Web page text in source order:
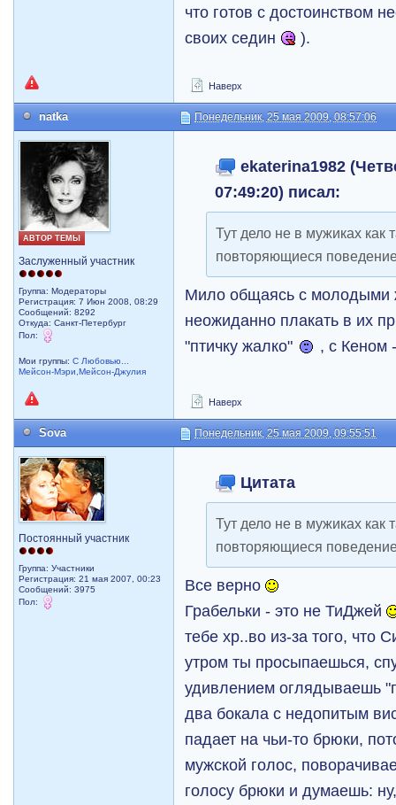
что готов с достоинством
своих седин
).
Наверх
natka Понедельник, 25 мая 2009, 08:57:06
АВТОР ТЕМЫ
Заслуженный участник
Группа: Модераторы
Регистрация: 7 Июн 2008, 08:29
Сообщений: 8292
Откуда: Санкт-Петербург
Пол:
Мои группы:С Любовью...
Мейсон-Мэри,Мейсон-Джулия
ekaterina1982
07:49:20) писал:
Тут дело не в мужиках как
повторяющиеся
Мило общаясь с молодыми
неожиданно плакать в их
"птичку жалко"
, с Кеном
Наверх
Sova Понедельник, 25 мая 2009, 09:55:51
Постоянный участник
Группа: Участники
Регистрация: 21 мая 2007, 00:23
Сообщений: 3975
Пол:
Цитата
Тут дело не в мужиках как
повторяющиеся
Все верно
Грабельки - это не ТиДжей
тебе хр..во из-за того, что
утром ты просыпаешься,
удивлением оглядываешь
два бокала с недопитым
падает на чьи-то брюки,
мужской голос,
голосу брюки и думаешь: